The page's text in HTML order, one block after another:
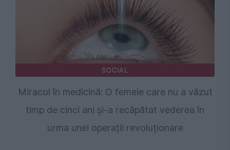
SOCIAL
Miracol în medicină: O femeie care nu a văzut
timp de cinci ani și-a recăpătat vederea în
urma unei operații revoluționare